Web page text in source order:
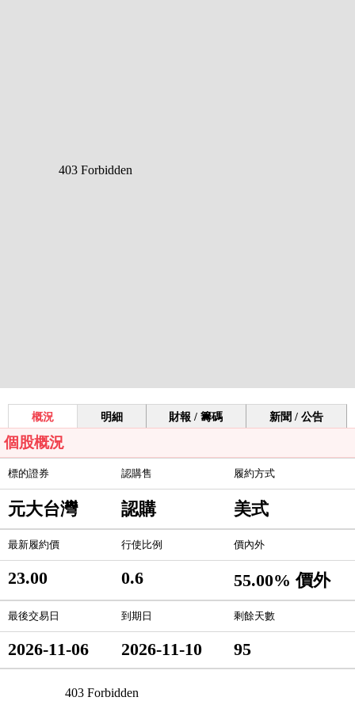
概況 明細 財報 / 籌碼 新聞 / 公告
個股概況
標的證券 認購售 履約方式
元大台灣 認購 美式
最新履約價 行使比例 價內外
23.00 0.6 55.00% 價外
最後交易日 到期日 剩餘天數
2026-11-06 2026-11-10 95